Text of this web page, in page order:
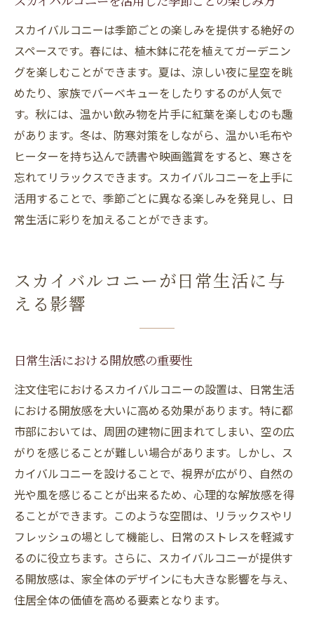
四季折々の楽しみを味わう方法
ペットと楽しく過ごすスカイバルコニー
子供たちの遊び場としての利用法
リラックスできるスペースの作り方
ガーデニングを楽しむためのヒント
イベントを開催するためのスカイバルコニ
ー活用
スカイバルコニーを活用した季節ごとの楽しみ方
スカイバルコニーは季節ごとの楽しみを提供する絶好の
スペースです。春には、植木鉢に花を植えてガーデニン
グを楽しむことができます。夏は、涼しい夜に星空を眺
めたり、家族でバーベキューをしたりするのが人気で
す。秋には、温かい飲み物を片手に紅葉を楽しむのも趣
があります。冬は、防寒対策をしながら、温かい毛布や
ヒーターを持ち込んで読書や映画鑑賞をすると、寒さを
忘れてリラックスできます。スカイバルコニーを上手に
活用することで、季節ごとに異なる楽しみを発見し、日
常生活に彩りを加えることができます。
スカイバルコニーが日常生活に与
える影響
日常生活における開放感の重要性
注文住宅におけるスカイバルコニーの設置は、日常生活
における開放感を大いに高める効果があります。特に都
市部においては、周囲の建物に囲まれてしまい、空の広
がりを感じることが難しい場合があります。しかし、ス
カイバルコニーを設けることで、視界が広がり、自然の
光や風を感じることが出来るため、心理的な解放感を得
ることができます。このような空間は、リラックスやリ
フレッシュの場として機能し、日常のストレスを軽減す
るのに役立ちます。さらに、スカイバルコニーが提供す
る開放感は、家全体のデザインにも大きな影響を与え、
住居全体の価値を高める要素となります。